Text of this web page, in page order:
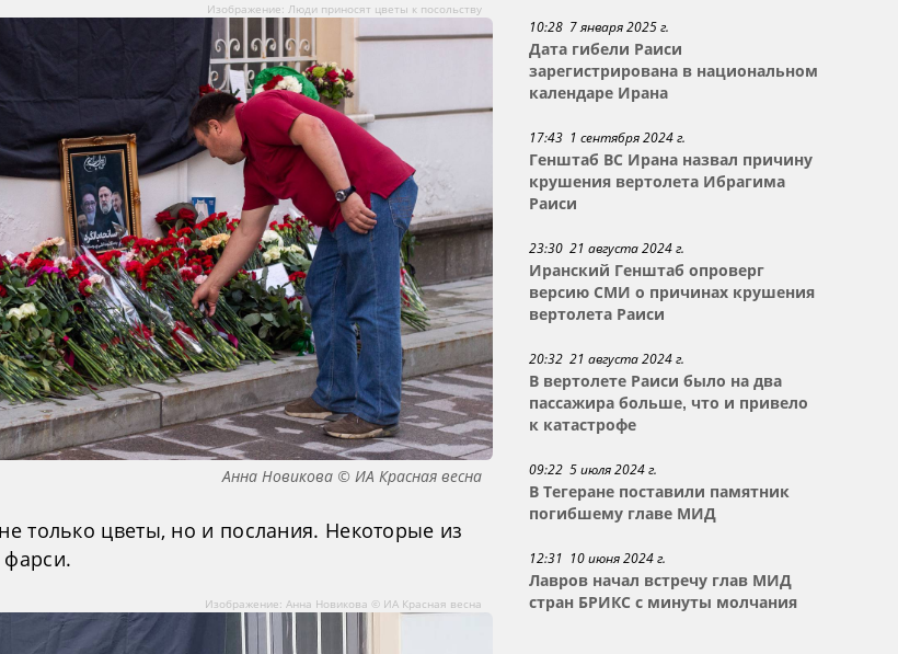
Изображение: Люди приносят цветы к посольству
Анна Новикова © ИА Красная весна
только цветы, но и послания. Некоторые из
Изображение: Анна Новикова © ИА Красная весна
10:28 7 января 2025 г.
Дата гибели Раиси
зарегистрирована в национальном
календаре Ирана
17:43 1 сентября 2024 г.
Генштаб ВС Ирана назвал причину
крушения вертолета Ибрагима
Раиси
23:30 21 августа 2024 г.
Иранский Генштаб опроверг
версию СМИ о причинах крушения
вертолета Раиси
20:32 21 августа 2024 г.
В вертолете Раиси было на два
пассажира больше, что и привело
к катастрофе
09:22 5 июля 2024 г.
В Тегеране поставили памятник
погибшему главе МИД
12:31 10 июня 2024 г.
Лавров начал встречу глав МИД
стран БРИКС с минуты молчания